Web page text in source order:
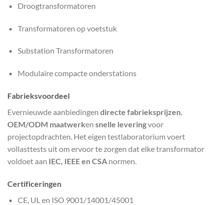
Droogtransformatoren
Transformatoren op voetstuk
Substation Transformatoren
Modulaire compacte onderstations
Fabrieksvoordeel
Evernieuwde aanbiedingen directe fabrieksprijzen,
OEM/ODM maatwerken snelle leveringvoor
projectopdrachten. Het eigen testlaboratorium voert
vollasttests uit om ervoor te zorgen dat elke transformator
voldoet aan IEC, IEEE en CSA normen.
Certificeringen
CE, UL en ISO 9001/14001/45001